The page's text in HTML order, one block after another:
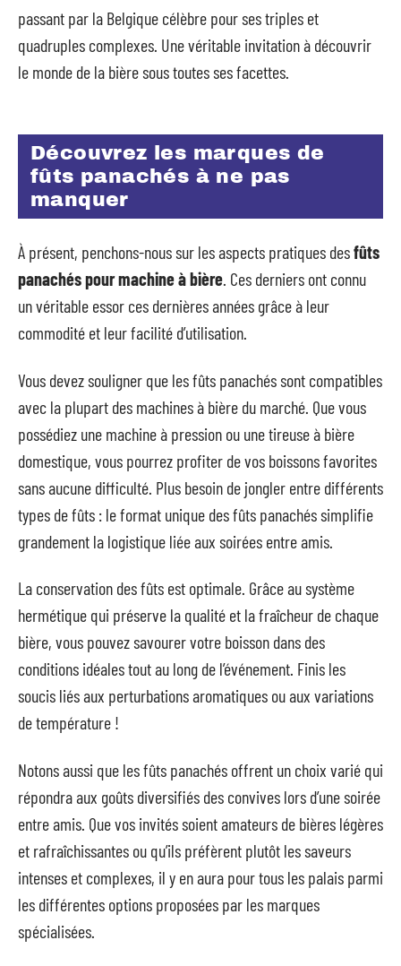
passant par la Belgique célèbre pour ses triples et
quadruples complexes. Une véritable invitation à découvrir
le monde de la bière sous toutes ses facettes.
Découvrez les marques de
fûts panachés à ne pas
manquer
À présent, penchons-nous sur les aspects pratiques desfûts
panachés pour machine à bière. Ces derniers ont connu
un véritable essor ces dernières années grâce à leur
commodité et leur facilité d’utilisation.
Vous devez souligner que les fûts panachés sont compatibles
avec la plupart des machines à bière du marché. Que vous
possédiez une machine à pression ou une tireuse à bière
domestique, vous pourrez profiter de vos boissons favorites
sans aucune difficulté. Plus besoin de jongler entre différents
types de fûts : le format unique des fûts panachés simplifie
grandement la logistique liée aux soirées entre amis.
La conservation des fûts est optimale. Grâce au système
hermétique qui préserve la qualité et la fraîcheur de chaque
bière, vous pouvez savourer votre boisson dans des
conditions idéales tout au long de l’événement. Finis les
soucis liés aux perturbations aromatiques ou aux variations
de température !
Notons aussi que les fûts panachés offrent un choix varié qui
répondra aux goûts diversifiés des convives lors d’une soirée
entre amis. Que vos invités soient amateurs de bières légères
et rafraîchissantes ou qu’ils préfèrent plutôt les saveurs
intenses et complexes, il y en aura pour tous les palais parmi
les différentes options proposées par les marques
spécialisées.